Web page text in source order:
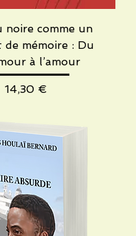
noire comme un
de mémoire : Du
à l’amour
Preis
14,30 €